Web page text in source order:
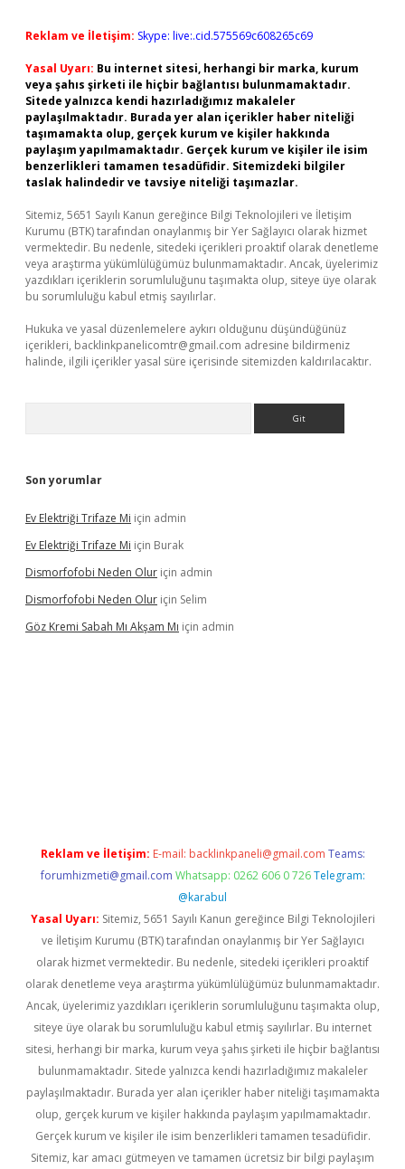
Reklam ve İletişim: Skype: live:.cid.575569c608265c69
Yasal Uyarı: Bu internet sitesi, herhangi bir marka, kurum
veya şahıs şirketi ile hiçbir bağlantısı bulunmamaktadır.
Sitede yalnızca kendi hazırladığımız makaleler
paylaşılmaktadır. Burada yer alan içerikler haber niteliği
taşımamakta olup, gerçek kurum ve kişiler hakkında
paylaşım yapılmamaktadır. Gerçek kurum ve kişiler ile isim
benzerlikleri tamamen tesadüfidir. Sitemizdeki bilgiler
taslak halindedir ve tavsiye niteliği taşımazlar.
Sitemiz, 5651 Sayılı Kanun gereğince Bilgi Teknolojileri ve İletişim
Kurumu (BTK) tarafından onaylanmış bir Yer Sağlayıcı olarak hizmet
vermektedir. Bu nedenle, sitedeki içerikleri proaktif olarak denetleme
veya araştırma yükümlülüğümüz bulunmamaktadır. Ancak, üyelerimiz
yazdıkları içeriklerin sorumluluğunu taşımakta olup, siteye üye olarak
bu sorumluluğu kabul etmiş sayılırlar.
Hukuka ve yasal düzenlemelere aykırı olduğunu düşündüğünüz
içerikleri, backlinkpanelicomtr@gmail.com adresine bildirmeniz
halinde, ilgili içerikler yasal süre içerisinde sitemizden kaldırılacaktır.
Son yorumlar
Ev Elektriği Trifaze Mi için admin
Ev Elektriği Trifaze Mi için Burak
Dismorfofobi Neden Olur için admin
Dismorfofobi Neden Olur için Selim
Göz Kremi Sabah Mı Akşam Mı için admin
Reklam ve İletişim: E-mail: backlinkpaneli@gmail.com Teams:
forumhizmeti@gmail.com Whatsapp: 0262 606 0 726 Telegram:
@karabul
Yasal Uyarı: Sitemiz, 5651 Sayılı Kanun gereğince Bilgi Teknolojileri
ve İletişim Kurumu (BTK) tarafından onaylanmış bir Yer Sağlayıcı
olarak hizmet vermektedir. Bu nedenle, sitedeki içerikleri proaktif
olarak denetleme veya araştırma yükümlülüğümüz bulunmamaktadır.
Ancak, üyelerimiz yazdıkları içeriklerin sorumluluğunu taşımakta olup,
siteye üye olarak bu sorumluluğu kabul etmiş sayılırlar. Bu internet
sitesi, herhangi bir marka, kurum veya şahıs şirketi ile hiçbir bağlantısı
bulunmamaktadır. Sitede yalnızca kendi hazırladığımız makaleler
paylaşılmaktadır. Burada yer alan içerikler haber niteliği taşımamakta
olup, gerçek kurum ve kişiler hakkında paylaşım yapılmamaktadır.
Gerçek kurum ve kişiler ile isim benzerlikleri tamamen tesadüfidir.
Sitemiz, kar amacı gütmeyen ve tamamen ücretsiz bir bilgi paylaşım